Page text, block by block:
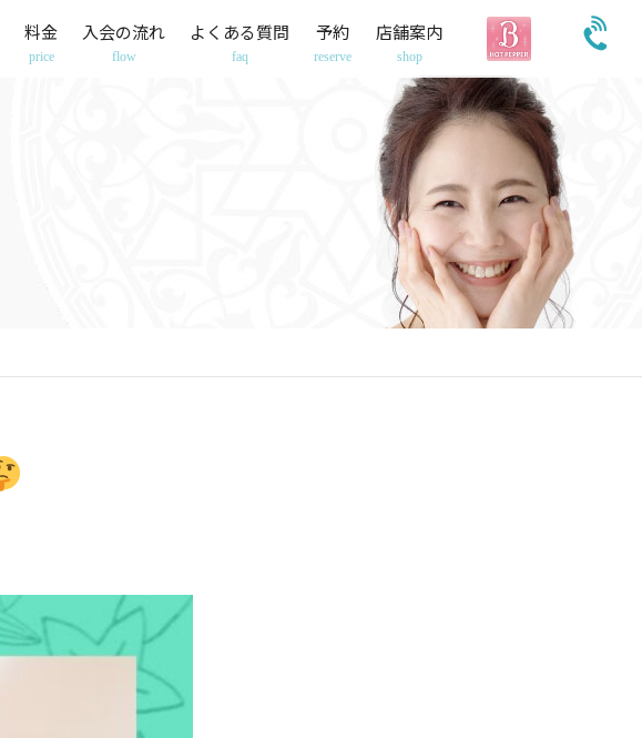
料金
price
入会の流れ
flow
よくある質問
faq
予約
reserve
店舗案内
shop